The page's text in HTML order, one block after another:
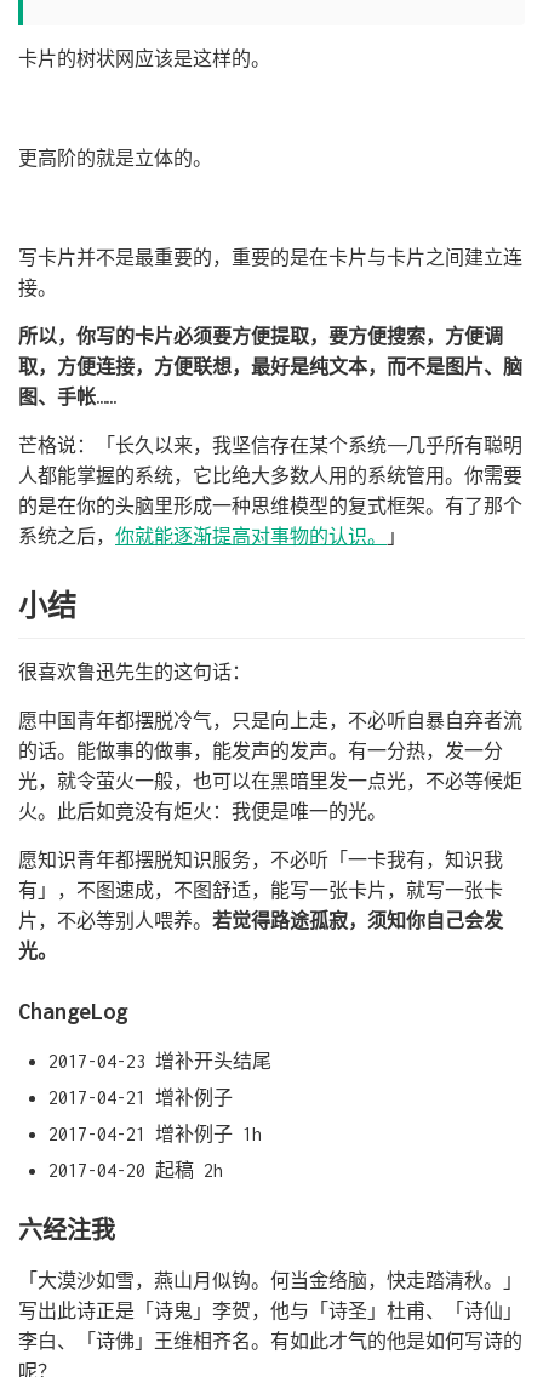
卡片的树状网应该是这样的。
更高阶的就是立体的。
写卡片并不是最重要的，重要的是在卡片与卡片之间建立连
接。
所以，你写的卡片必须要方便提取，要方便搜索，方便调
取，方便连接，方便联想，最好是纯文本，而不是图片、脑
图、手帐……
芒格说：「长久以来，我坚信存在某个系统——几乎所有聪明
人都能掌握的系统，它比绝大多数人用的系统管用。你需要
的是在你的头脑里形成一种思维模型的复式框架。有了那个
系统之后， 你就能逐渐提高对事物的认识。 」
小结
很喜欢鲁迅先生的这句话：
愿中国青年都摆脱冷气，只是向上走，不必听自暴自弃者流
的话。能做事的做事，能发声的发声。有一分热，发一分
光，就令萤火一般，也可以在黑暗里发一点光，不必等候炬
火。此后如竟没有炬火：我便是唯一的光。
愿知识青年都摆脱知识服务，不必听「一卡我有，知识我
有」，不图速成，不图舒适，能写一张卡片，就写一张卡
片，不必等别人喂养。 若觉得路途孤寂，须知你自己会发
光。
ChangeLog
2017-04-23 增补开头结尾
2017-04-21 增补例子
2017-04-21 增补例子 1h
2017-04-20 起稿 2h
六经注我
「大漠沙如雪，燕山月似钩。何当金络脑，快走踏清秋。」
写出此诗正是「诗鬼」李贺，他与「诗圣」杜甫、「诗仙」
李白、「诗佛」王维相齐名。有如此才气的他是如何写诗的
呢？